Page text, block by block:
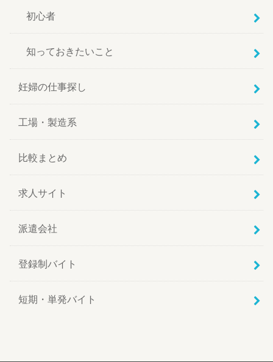
初心者
知っておきたいこと
妊婦の仕事探し
工場・製造系
比較まとめ
求人サイト
派遣会社
登録制バイト
短期・単発バイト